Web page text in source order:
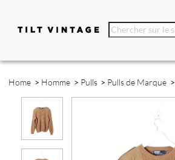
Home > Homme > Pulls > Pulls de Marque >